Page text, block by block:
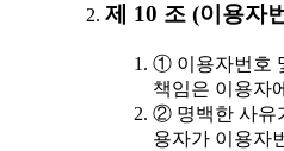
제 10 조 (이용자
① 이용자번호
책임은 이용자
② 명백한 사유
용자가 이용자